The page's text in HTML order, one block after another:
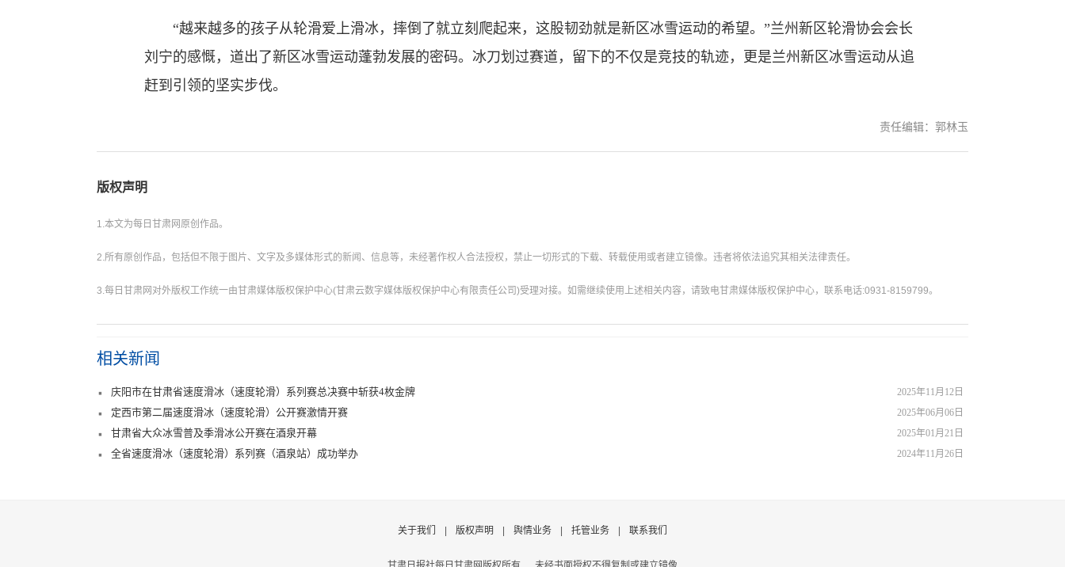
“越来越多的孩子从轮滑爱上滑冰，摔倒了就立刻爬起来，这股韧劲就是新区冰雪运动的希望。”兰州新区轮滑协会会长
刘宁的感慨，道出了新区冰雪运动蓬勃发展的密码。冰刀划过赛道，留下的不仅是竞技的轨迹，更是兰州新区冰雪运动从追
赶到引领的坚实步伐。
责任编辑：郭林玉
版权声明
1.本文为每日甘肃网原创作品。
2.所有原创作品，包括但不限于图片、文字及多媒体形式的新闻、信息等，未经著作权人合法授权，禁止一切形式的下载、转载使用或者建立镜像。违者将依法追究其相关法律责任。
3.每日甘肃网对外版权工作统一由甘肃媒体版权保护中心(甘肃云数字媒体版权保护中心有限责任公司)受理对接。如需继续使用上述相关内容，请致电甘肃媒体版权保护中心，联系电话:0931-8159799。
相关新闻
2025年11月12日
庆阳市在甘肃省速度滑冰（速度轮滑）系列赛总决赛中斩获4枚金牌
2025年06月06日
定西市第二届速度滑冰（速度轮滑）公开赛激情开赛
2025年01月21日
甘肃省大众冰雪普及季滑冰公开赛在酒泉开幕
2024年11月26日
全省速度滑冰（速度轮滑）系列赛（酒泉站）成功举办
关于我们 版权声明 舆情业务 托管业务 联系我们